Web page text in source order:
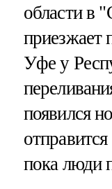
области в
приезжает
Уфе у
появился
пока люди